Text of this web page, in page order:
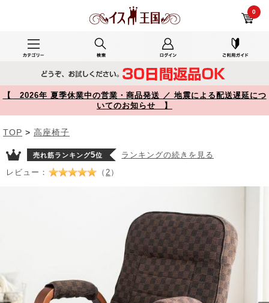
リクライニング高座椅子 回転高座椅子 肘付き リクライニング 折りたたみ可能 ファブリック YK-SNCH034【イス王国】
0
【 2026年 夏季休業中の営業・商品発送 ／ 地震による配送遅延につ
いてのお知らせ 】
TOP > 高座椅子
売れ筋ランキング5位
ランキングの続きを見る
レビュー：
（ 2 ）